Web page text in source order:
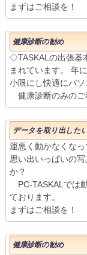
まずはご相談を！
健康診断の勧め
◇TASKALの出張基
まれています。 年
小限にし快適にパソ
健康診断のみのご
データを取り出した
運悪く動かなくな
思い出いっぱいの
か？
PC-TASKALでは
ております。
まずはご相談を！
健康診断の勧め